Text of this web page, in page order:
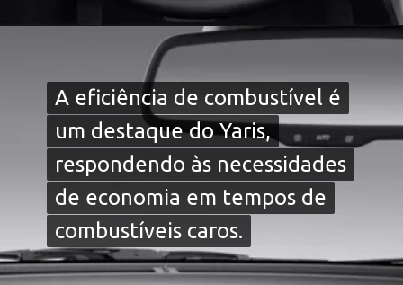
A eficiência de combustível é
um destaque do Yaris,
respondendo às necessidades
de economia em tempos de
combustíveis caros.
A eficiência de combustível é
um destaque do Yaris,
respondendo às necessidades
de economia em tempos de
combustíveis caros.